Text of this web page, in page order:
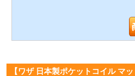
【ワザ 日本製ポケットコイル マ